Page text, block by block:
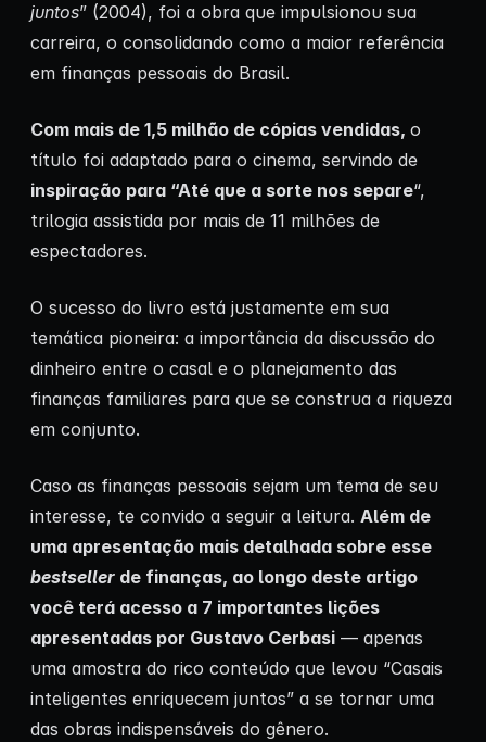
juntos” (2004), foi a obra que impulsionou sua
carreira, o consolidando como a maior referência
em finanças pessoais do Brasil.
Com mais de 1,5 milhão de cópias vendidas, o
título foi adaptado para o cinema, servindo de
inspiração para “Até que a sorte nos separe“,
trilogia assistida por mais de 11 milhões de
espectadores.
O sucesso do livro está justamente em sua
temática pioneira: a importância da discussão do
dinheiro entre o casal e o planejamento das
finanças familiares para que se construa a riqueza
em conjunto.
Caso as finanças pessoais sejam um tema de seu
interesse, te convido a seguir a leitura. Além de
uma apresentação mais detalhada sobre esse
bestseller de finanças, ao longo deste artigo
você terá acesso a 7 importantes lições
apresentadas por Gustavo Cerbasi — apenas
uma amostra do rico conteúdo que levou “Casais
inteligentes enriquecem juntos” a se tornar uma
das obras indispensáveis do gênero.